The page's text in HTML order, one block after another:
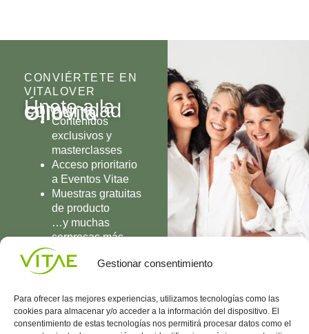
Gestionar consentimiento
Para ofrecer las mejores experiencias, utilizamos tecnologías como las
cookies para almacenar y/o acceder a la información del dispositivo. El
consentimiento de estas tecnologías nos permitirá procesar datos como el
CONVIÉRTETE EN
VITALOVER
Únete a la
comunidad
OlioVita
Contenidos
exclusivos y
masterclasses
Acceso prioritario
a Eventos Vitae
Muestras gratuitas
de producto
…y muchas
sorpresas más
UNIRME